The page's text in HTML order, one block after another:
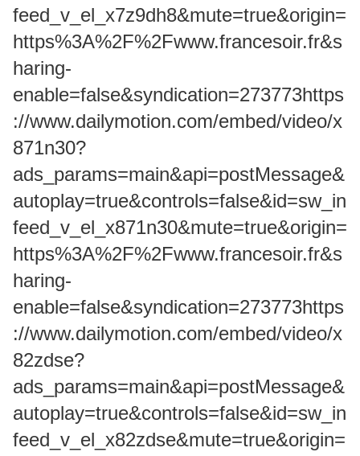
feed_v_el_x7z9dh8&mute=true&origin=
https%3A%2F%2Fwww.francesoir.fr&s
haring-
enable=false&syndication=273773https
://www.dailymotion.com/embed/video/x
871n30?
ads_params=main&api=postMessage&
autoplay=true&controls=false&id=sw_in
feed_v_el_x871n30&mute=true&origin=
https%3A%2F%2Fwww.francesoir.fr&s
haring-
enable=false&syndication=273773https
://www.dailymotion.com/embed/video/x
82zdse?
ads_params=main&api=postMessage&
autoplay=true&controls=false&id=sw_in
feed_v_el_x82zdse&mute=true&origin=